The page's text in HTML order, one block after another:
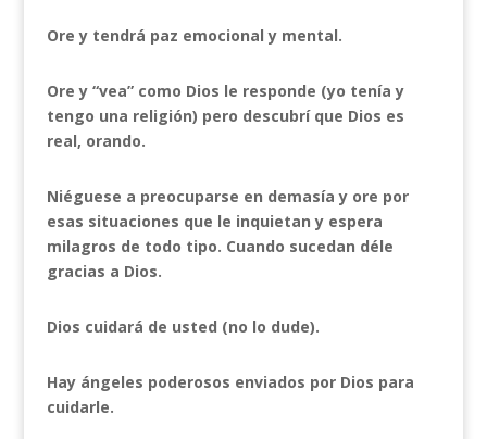
Ore y tendrá paz emocional y mental.
Ore y “vea” como Dios le responde (yo tenía y
tengo una religión) pero descubrí que Dios es
real, orando.
Niéguese a preocuparse en demasía y ore por
esas situaciones que le inquietan y espera
milagros de todo tipo. Cuando sucedan déle
gracias a Dios.
Dios cuidará de usted (no lo dude).
Hay ángeles poderosos enviados por Dios para
cuidarle.